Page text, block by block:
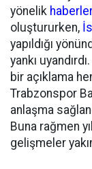
yönelik haberler
oluştururken,
yapıldığı
yankı
bir açıklama
Trabzonspor
anlaşma
Buna rağmen
gelişmeler